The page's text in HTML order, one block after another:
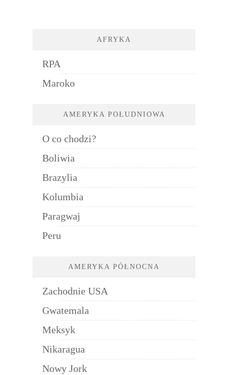
AFRYKA
RPA
Maroko
AMERYKA POŁUDNIOWA
O co chodzi?
Boliwia
Brazylia
Kolumbia
Paragwaj
Peru
AMERYKA PÓŁNOCNA
Zachodnie USA
Gwatemala
Meksyk
Nikaragua
Nowy Jork